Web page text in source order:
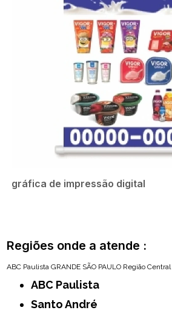
gráfica de impressão digital
Regiões onde a atende :
ABC Paulista GRANDE SÃO PAULO Região Central
ABC Paulista
Santo André